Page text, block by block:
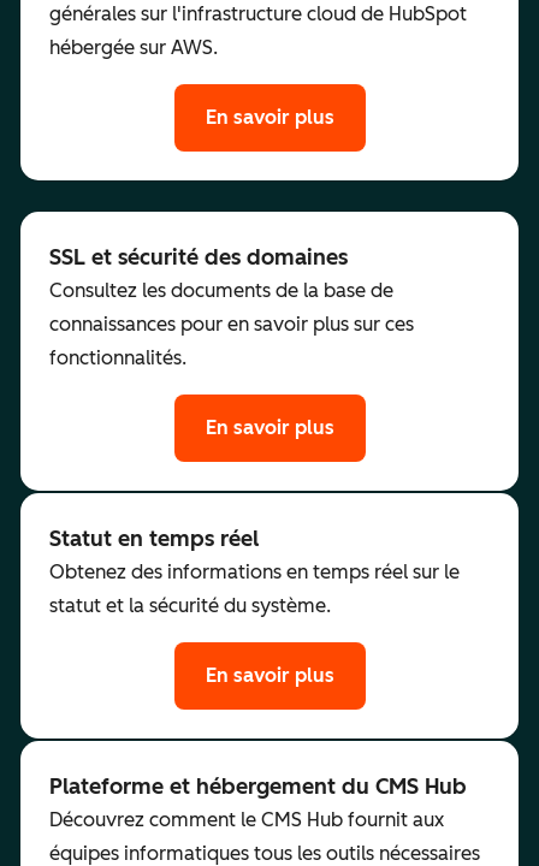
générales sur l'infrastructure cloud de HubSpot
hébergée sur AWS.
En savoir plus
SSL et sécurité des domaines
Consultez les documents de la base de
connaissances pour en savoir plus sur ces
fonctionnalités.
En savoir plus
Statut en temps réel
Obtenez des informations en temps réel sur le
statut et la sécurité du système.
En savoir plus
Plateforme et hébergement du CMS Hub
Découvrez comment le CMS Hub fournit aux
équipes informatiques tous les outils nécessaires